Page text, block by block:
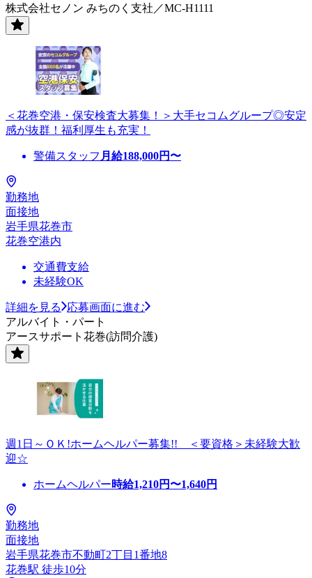
株式会社セノン みちのく支社／MC-H1111
＜花巻空港・保安検査大募集！＞大手セコムグループ◎安定
感が抜群！福利厚生も充実！
警備スタッフ 月給188,000円〜
勤務地
面接地
岩手県花巻市
花巻空港内
交通費支給
未経験OK
詳細を見る
応募画面に進む
アルバイト・パート
アースサポート花巻(訪問介護)
週1日～ＯＫ!ホームヘルパー募集!! ＜要資格＞未経験大歓
迎☆
ホームヘルパー時給1,210円〜1,640円
勤務地
面接地
岩手県花巻市不動町2丁目1番地8
花巻駅 徒歩10分